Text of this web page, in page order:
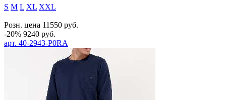
S M L XL XXL
Розн. цена 11550 руб.
-20% 9240 руб.
арт. 40-2943-P0RA